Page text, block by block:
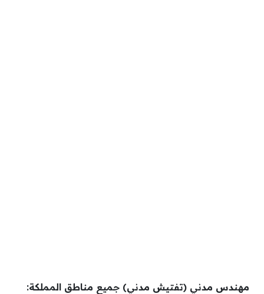
مهندس مدني (تفتيش مدني) جميع مناطق المملكة: